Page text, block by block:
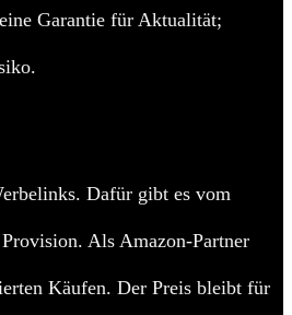
Garantie für Aktualität;
Dafür gibt es vom
Als Amazon-Partner
Käufen. Der Preis bleibt für